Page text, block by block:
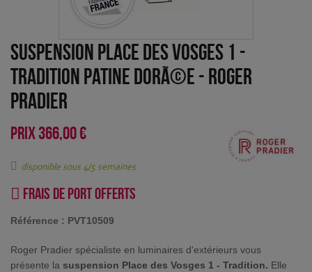
Suspension Place des Vosges 1 -
Tradition Patine dorÃ©e - Roger
Pradier
PRIX366,00 €
disponible sous 4/5 semaines
Frais de port offerts
Référence : PVT10509
Roger Pradier spécialiste en luminaires d'extérieurs vous
présente la suspension Place des Vosges 1 - Tradition. Elle